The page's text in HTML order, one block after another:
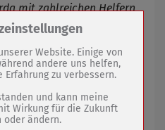
mit zahlreichen Helfern
mehr
Service-Qualität
notwendige Cookies /
Cookie
dieser Website (Wenko-
& Co. KG)
Kontaktformular / SPAM
Website. Einige von
andere uns helfen,
zu verbessern.
und kann meine
Wirkung für die Zukunft
oder ändern.